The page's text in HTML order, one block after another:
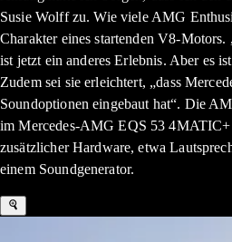
Susie Wolff zu. Wie viele AMG
Charakter eines startenden V8-
ist jetzt ein anderes Erlebnis. Aber es
Zudem sei sie erleichtert, „dass
Soundoptionen eingebaut hat“. Die
im Mercedes-AMG EQS 53
zusätzlicher Hardware, etwa
einem Soundgenerator.